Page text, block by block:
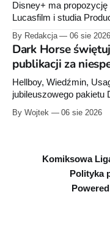
Disney+ ma propozycję
Lucasfilm i studia
oraz „Dziewiąty Jedi:
wojny: Wizje”.
w Disney+.
By Redakcja 06 sie 2026
Dark Horse
publikacji za
Hellboy, Wiedźmin,
jubileuszowego pakietu
euro. Oferta kończy się
By Wojtek 06 sie 2026
Komiksowa
Polityka